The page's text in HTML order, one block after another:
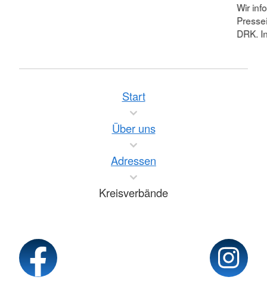
Wir
DRK.
Start
Über uns
Adressen
Kreisverbände